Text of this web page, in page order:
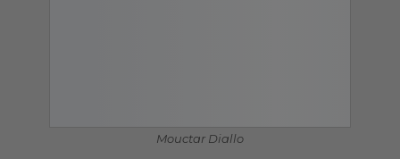
Mouctar Diallo